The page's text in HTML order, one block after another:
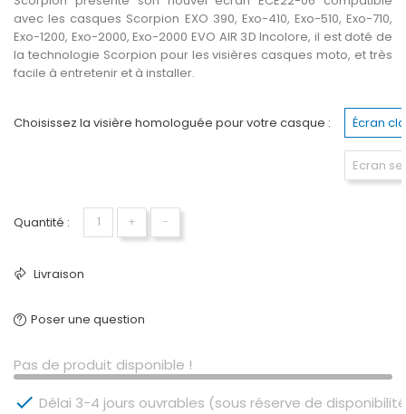
avec les casques Scorpion EXO 390, Exo-410, Exo-510, Exo-710,
Exo-1200, Exo-2000, Exo-2000 EVO AIR 3D Incolore, il est doté de
la technologie Scorpion pour les visières casques moto, et très
facile à entretenir et à installer.
Choisissez la visière homologuée pour votre casque : Écran
Ecran
Quantité : + −
Livraison
Poser une question
Pas de produit disponible !
 Délai 3-4 jours ouvrables (sous réserve de